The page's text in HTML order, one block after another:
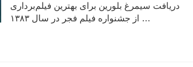
دریافت سیمرغ بلورین برای بهترین فیلم‌برداری
از جشنواره فیلم فجر در سال ۱۳۸۳ …